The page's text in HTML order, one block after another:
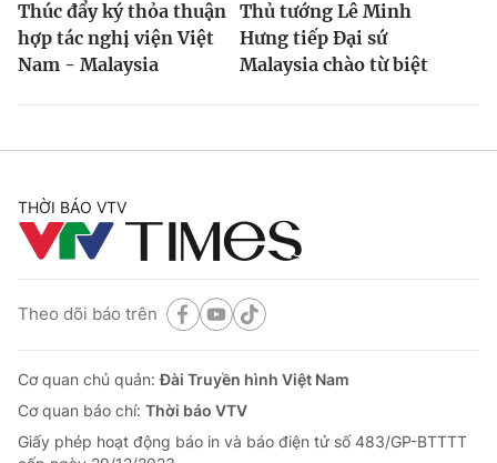
Thúc đẩy ký thỏa thuận
hợp tác nghị viện Việt
Nam - Malaysia
Thủ tướng Lê Minh
Hưng tiếp Đại sứ
Malaysia chào từ biệt
THỜI BÁO VTV
Theo dõi báo trên
Cơ quan chủ quản:Đài Truyền hình Việt Nam
Cơ quan báo chí: Thời báo VTV
Giấy phép hoạt động báo in và báo điện tử số 483/GP-BTTTT